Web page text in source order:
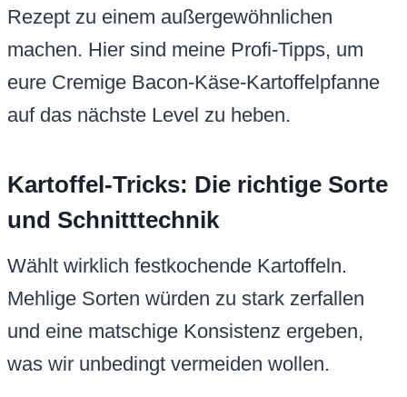
Rezept zu einem außergewöhnlichen
machen. Hier sind meine Profi-Tipps, um
eure Cremige Bacon-Käse-Kartoffelpfanne
auf das nächste Level zu heben.
Kartoffel-Tricks: Die richtige Sorte
und Schnitttechnik
Wählt wirklich festkochende Kartoffeln.
Mehlige Sorten würden zu stark zerfallen
und eine matschige Konsistenz ergeben,
was wir unbedingt vermeiden wollen.